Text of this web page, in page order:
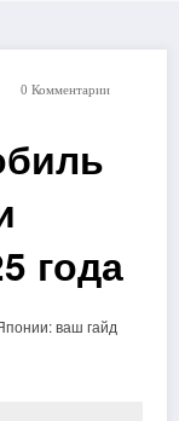
0 Комментарии
года